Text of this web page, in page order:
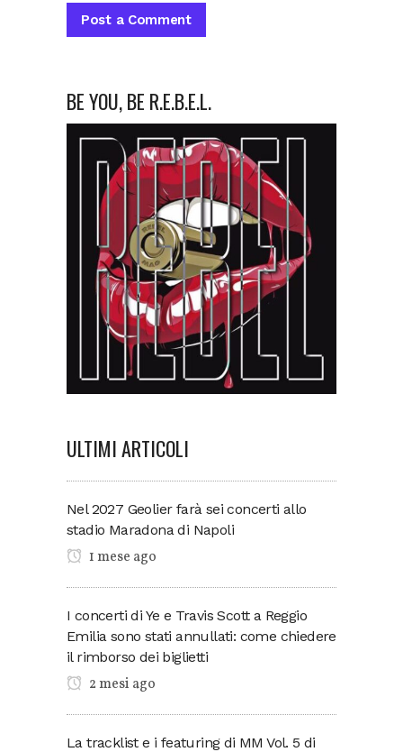
BE YOU, BE R.E.B.E.L.
ULTIMI ARTICOLI
Nel 2027 Geolier farà sei concerti allo
stadio Maradona di Napoli
1 mese ago
I concerti di Ye e Travis Scott a Reggio
Emilia sono stati annullati: come chiedere
il rimborso dei biglietti
2 mesi ago
La tracklist e i featuring di MM Vol. 5 di